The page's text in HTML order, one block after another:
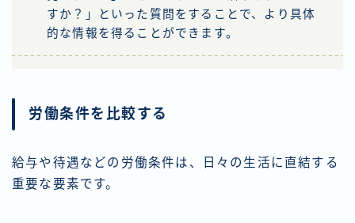
すか？」といった質問をすることで、より具体
的な情報を得ることができます。
労働条件を比較する
給与や待遇などの労働条件は、日々の生活に直結する
重要な要素です。